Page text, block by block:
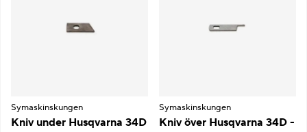
Symaskinskungen
Kniv under Husqvarna 34D
Symaskinskungen
Kniv över Husqvarna 34D -